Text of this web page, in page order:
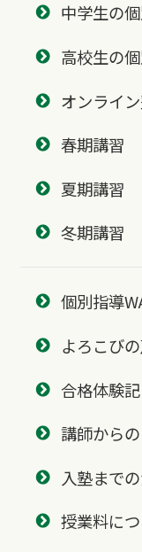
中学生の
高校生の
オンライ
春期講習
夏期講習
冬期講習
個別指導
よろこび
合格体験記
講師から
入塾まで
授業料に